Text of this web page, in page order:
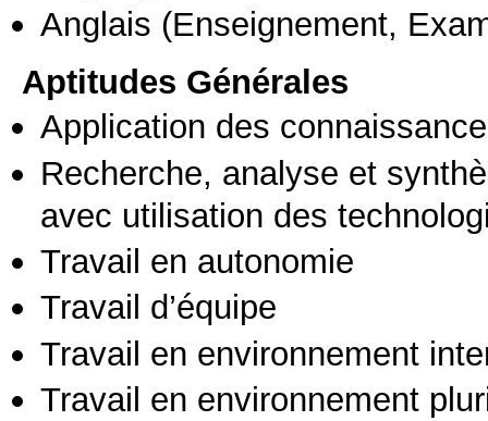
Anglais (Enseignement,
Aptitudes Générales
Application des
Recherche, analyse et
avec utilisation des
Travail en autonomie
Travail d’équipe
Travail en environnement
Travail en environnement